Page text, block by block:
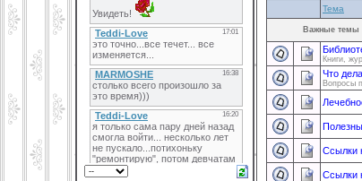
Тема
Важные темы
Книги,
Что
Вопросы
Ссылки
Ссылки